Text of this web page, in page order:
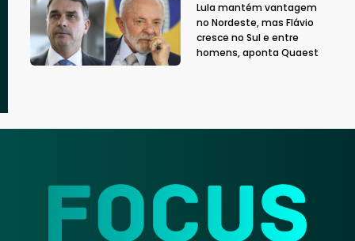
Lula mantém vantagem
no Nordeste, mas Flávio
cresce no Sul e entre
homens, aponta Quaest